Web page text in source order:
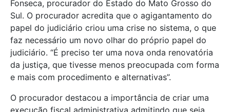
Fonseca, procurador do Estado do Mato Grosso do
Sul. O procurador acredita que o agigantamento do
papel do judiciário criou uma crise no sistema, o que
faz necessário um novo olhar do próprio papel do
judiciário. “É preciso ter uma nova onda renovatória
da justiça, que tivesse menos preocupada com forma
e mais com procedimento e alternativas”.
O procurador destacou a importância de criar uma
execução fiscal administrativa admitindo que seja